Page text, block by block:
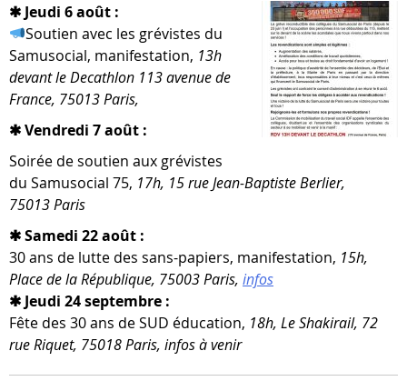
✱ Jeudi 6 août :
Soutien avec les gré­vistes du
Samusocial, mani­fes­ta­tion, 13h
devant le Decathlon 113 ave­nue de
France, 75013 Paris,
✱ Vendredi 7 août :
Soirée de sou­tien aux gré­vistes
du Samusocial 75, 17h, 15 rue Jean-​Baptiste Berlier,
75013 Paris
✱ Samedi 22 août :
30 ans de lutte des sans-​papiers, mani­fes­ta­tion, 15h,
Place de la République, 75003 Paris, infos
✱ Jeudi 24 septembre :
Fête des 30 ans de SUD édu­ca­tion, 18h, Le Shakirail, 72
rue Riquet, 75018 Paris, infos à venir